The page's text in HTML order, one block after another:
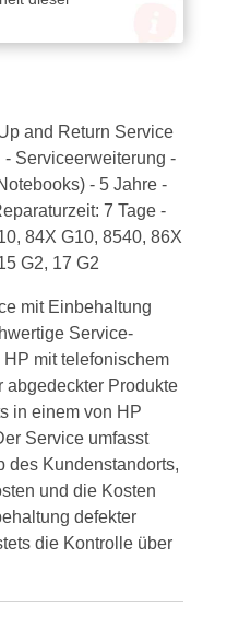
and Return Service
Serviceerweiterung -
- 5 Jahre -
7 Tage -
84X G10, 8540, 86X
G2, 17 G2
mit Einbehaltung
Service-
mit telefonischem
abgedeckter Produkte
in einem von HP
Service umfasst
des Kundenstandorts,
und die Kosten
defekter
die Kontrolle über